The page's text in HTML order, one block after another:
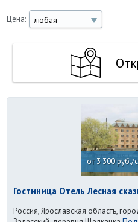
Цена: любая
от 3 300 руб./
Гостиница Отель Лесная
Россия, Ярославская область,